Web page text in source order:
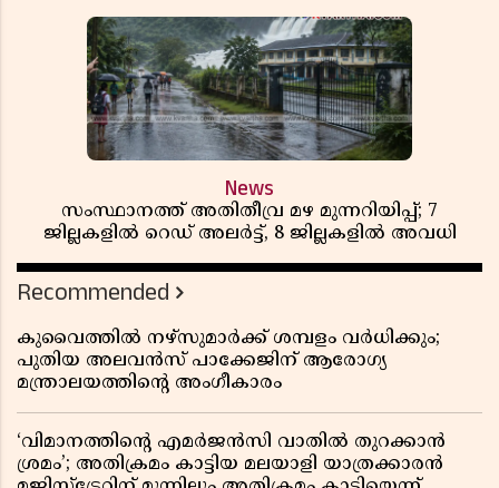
News
സംസ്ഥാനത്ത് അതിതീവ്ര മഴ മുന്നറിയിപ്പ്; 7
ജില്ലകളിൽ റെഡ് അലർട്ട്, 8 ജില്ലകളിൽ അവധി
Recommended
കുവൈത്തിൽ നഴ്‌സുമാർക്ക് ശമ്പളം വർധിക്കും;
പുതിയ അലവൻസ് പാക്കേജിന് ആരോഗ്യ
മന്ത്രാലയത്തിൻ്റെ അംഗീകാരം
‘വിമാനത്തിൻ്റെ എമർജൻസി വാതിൽ തുറക്കാൻ
ശ്രമം’; അതിക്രമം കാട്ടിയ മലയാളി യാത്രക്കാരൻ